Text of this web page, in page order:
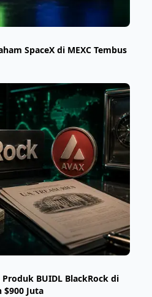
SpaceX di MEXC Tembus
BUIDL BlackRock di
$900 Juta